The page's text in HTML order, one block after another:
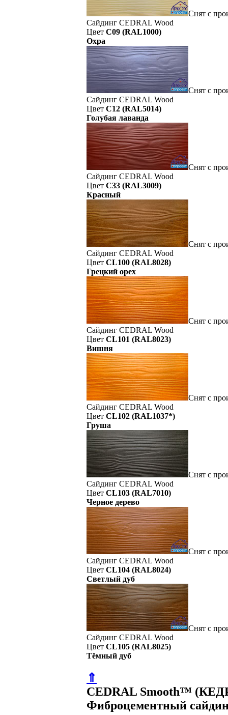
Снят с
Сайдинг CEDRAL Wood
Цвет C09 (RAL1000)
Охра
Снят с
Сайдинг CEDRAL Wood
Цвет C12 (RAL5014)
Голубая лаванда
Снят с
Сайдинг CEDRAL Wood
Цвет C33 (RAL3009)
Красный
Снят с
Сайдинг CEDRAL Wood
Цвет CL100 (RAL8028)
Грецкий орех
Снят с
Сайдинг CEDRAL Wood
Цвет CL101 (RAL8023)
Вишня
Снят с
Сайдинг CEDRAL Wood
Цвет CL102 (RAL1037*)
Груша
Снят с
Сайдинг CEDRAL Wood
Цвет CL103 (RAL7010)
Черное дерево
Снят с
Сайдинг CEDRAL Wood
Цвет CL104 (RAL8024)
Светлый дуб
Снят с
Сайдинг CEDRAL Wood
Цвет CL105 (RAL8025)
Тёмный дуб
⇑
CEDRAL Smooth™
Фиброцементный